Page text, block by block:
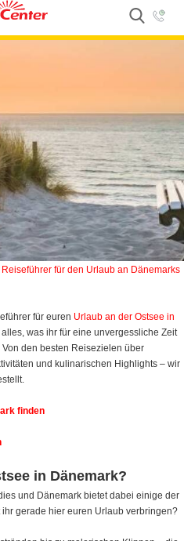
Reiseführer für den Urlaub an Dänemarks
für euren Urlaub an der Ostsee in
was ihr für eine unvergessliche Zeit
den besten Reisezielen über
und kulinarischen Highlights – wir
finden
in Dänemark?
und Dänemark bietet dabei einige der
gerade hier euren Urlaub verbringen?